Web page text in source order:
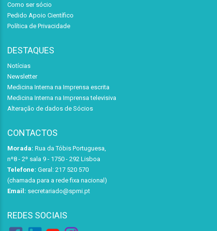
Como ser sócio
Pedido Apoio Científico
Política de Privacidade
DESTAQUES
Notícias
Newsletter
Medicina Interna na Imprensa escrita
Medicina Interna na Imprensa televisiva
Alteração de dados de Sócios
CONTACTOS
Morada: Rua da Tóbis Portuguesa,
nº8 - 2º sala 9 - 1750 - 292 Lisboa
Telefone: Geral: 217 520 570
(chamada para a rede fixa nacional)
Email: secretariado@spmi.pt
REDES SOCIAIS